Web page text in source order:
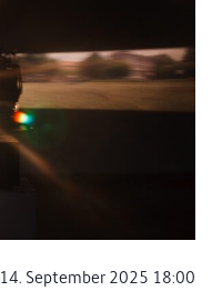
14. September 2025 18:00